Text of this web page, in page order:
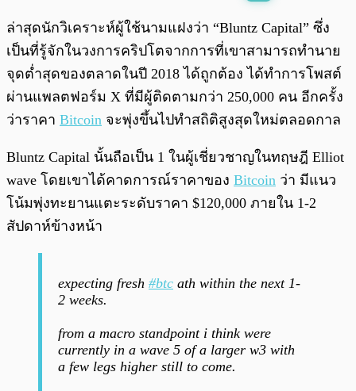
พร้อมเล่น 0:00
ล่าสุดนักวิเคราะห์ผู้ใช้นามแฝงว่า “Bluntz Capital” ซึ่ง
เป็นที่รู้จักในวงการคริปโตจากการที่เขาสามารถทำนาย
จุดต่ำสุดของตลาดในปี 2018 ได้ถูกต้อง ได้ทำการโพสต์
ผ่านแพลตฟอร์ม X ที่มีผู้ติดตามกว่า 250,000 คน อีกครั้ง
ว่าราคา Bitcoin จะพุ่งขึ้นไปทำสถิติสูงสุดใหม่ตลอดกาล
Bluntz Capital นั้นถือเป็น 1 ในผู้เชี่ยวชาญในทฤษฎี Elliot
wave โดยเขาได้คาดการณ์ราคาของ Bitcoin ว่า มีแนว
โน้มพุ่งทะยานแตะระดับราคา $120,000 ภายใน 1-2
สัปดาห์ข้างหน้า
expecting fresh #btc ath within the next 1-
2 weeks.
from a macro standpoint i think were
currently in a wave 5 of a larger w3 with
a few legs higher still to come.